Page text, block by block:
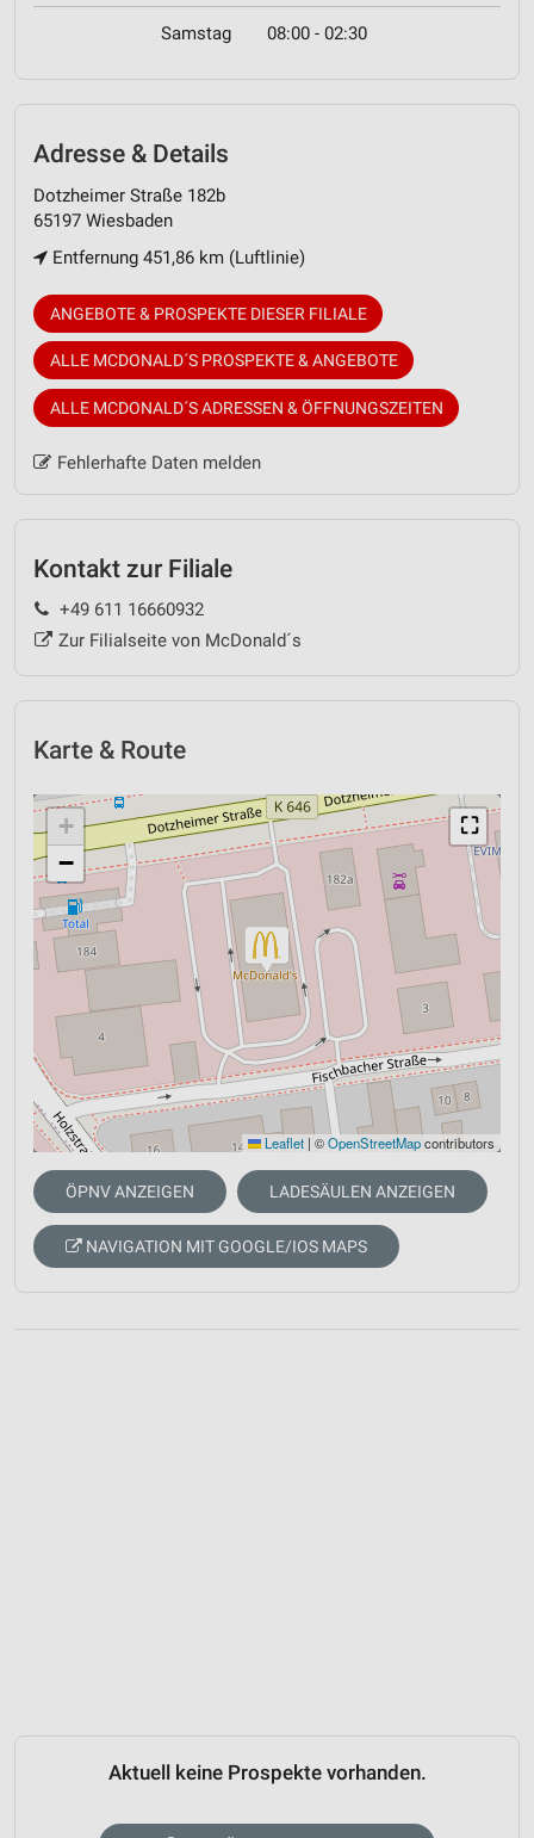
Samstag 08:00 - 02:30
Adresse & Details
Dotzheimer Straße 182b
65197 Wiesbaden
Entfernung 451,86 km (Luftlinie)
ANGEBOTE & PROSPEKTE DIESER FILIALE
ALLE MCDONALD´S PROSPEKTE & ANGEBOTE
ALLE MCDONALD´S ADRESSEN & ÖFFNUNGSZEITEN
Fehlerhafte Daten melden
Kontakt zur Filiale
+49 611 16660932
Zur Filialseite von McDonald´s
Karte & Route
⛶
+
−
Leaflet | ©OpenStreetMapcontributors
ÖPNV ANZEIGEN LADESÄULEN ANZEIGEN
NAVIGATION MIT GOOGLE/IOS MAPS
Aktuell keine Prospekte vorhanden.